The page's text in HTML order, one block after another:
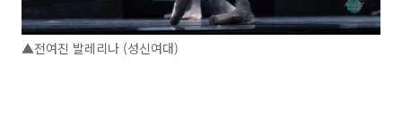
▲전여진 발레리나 (성신여대)